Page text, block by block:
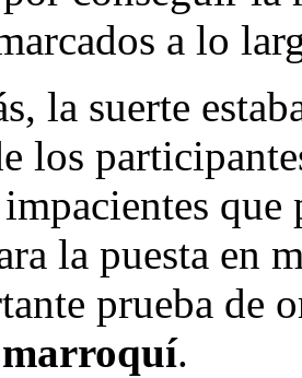
a lo
la suerte
los
que
la puesta en
prueba de
.